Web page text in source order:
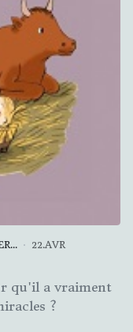
22.AVR
qu'il a vraiment
?